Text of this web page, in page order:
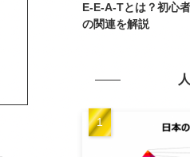
E-E-A-Tとは？初心
の関連を解説